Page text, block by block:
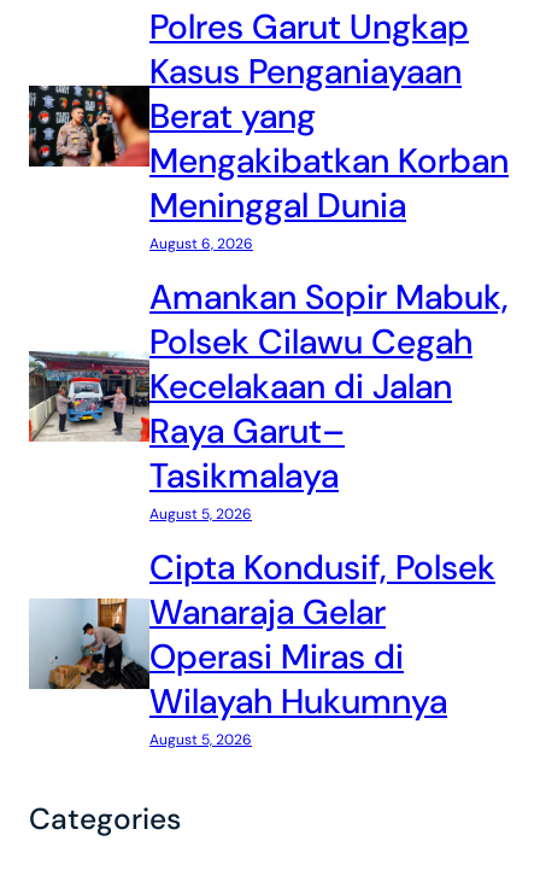
Polres Garut Ungkap
Kasus Penganiayaan
Berat yang
Mengakibatkan Korban
Meninggal Dunia
August 6, 2026
Amankan Sopir Mabuk,
Polsek Cilawu Cegah
Kecelakaan di Jalan
Raya Garut–
Tasikmalaya
August 5, 2026
Cipta Kondusif, Polsek
Wanaraja Gelar
Operasi Miras di
Wilayah Hukumnya
August 5, 2026
Categories